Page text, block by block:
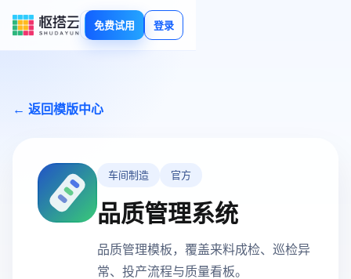
免费试用 登录
← 返回模版中心
车间制造 官方
品质管理系统
品质管理模板，覆盖来料成检、巡检异
常、投产流程与质量看板。